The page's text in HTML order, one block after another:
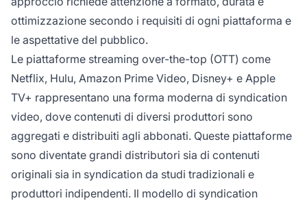
ottimizzazione secondo i requisiti di ogni piattaforma e
le aspettative del pubblico.
Le piattaforme streaming over-the-top (OTT) come
Netflix, Hulu, Amazon Prime Video, Disney+ e Apple
TV+ rappresentano una forma moderna di syndication
video, dove contenuti di diversi produttori sono
aggregati e distribuiti agli abbonati. Queste piattaforme
sono diventate grandi distributori sia di contenuti
originali sia in syndication da studi tradizionali e
produttori indipendenti. Il modello di syndication